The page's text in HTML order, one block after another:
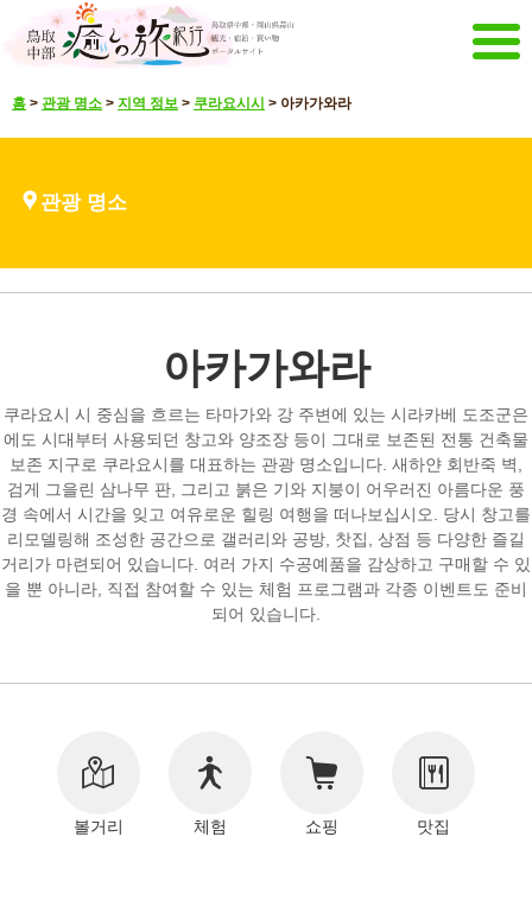
홈 이벤트 캠페인
볼거리 영상
기타 메뉴
돗토리 중부 관광 추진기구 문의
사이트 맵 해당 사이트에 대해서
저작권 정보
홈 > 관광 명소 > 지역 정보 > 쿠라요시시 > 아카가와라
관광 명소
아카가와라
쿠라요시 시 중심을 흐르는 타마가와 강 주변에 있는 시라카베 도조군은
에도 시대부터 사용되던 창고와 양조장 등이 그대로 보존된 전통 건축물
보존 지구로 쿠라요시를 대표하는 관광 명소입니다. 새하얀 회반죽 벽,
검게 그을린 삼나무 판, 그리고 붉은 기와 지붕이 어우러진 아름다운 풍
경 속에서 시간을 잊고 여유로운 힐링 여행을 떠나보십시오. 당시 창고를
리모델링해 조성한 공간으로 갤러리와 공방, 찻집, 상점 등 다양한 즐길
거리가 마련되어 있습니다. 여러 가지 수공예품을 감상하고 구매할 수 있
을 뿐 아니라, 직접 참여할 수 있는 체험 프로그램과 각종 이벤트도 준비
되어 있습니다.
볼거리 체험 쇼핑 맛집